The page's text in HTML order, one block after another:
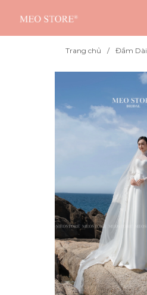
Trang chủ Đầm Dài